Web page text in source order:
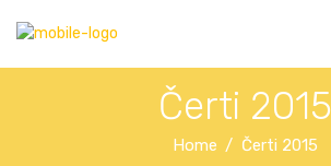
Čerti 2015
Home Čerti 2015